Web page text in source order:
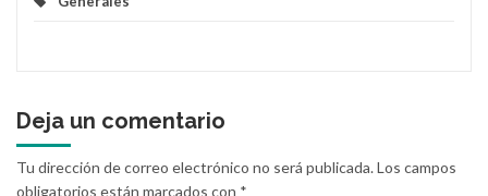
Deja un comentario
Tu dirección de correo electrónico no será publicada.Los campos
obligatorios están marcados con *